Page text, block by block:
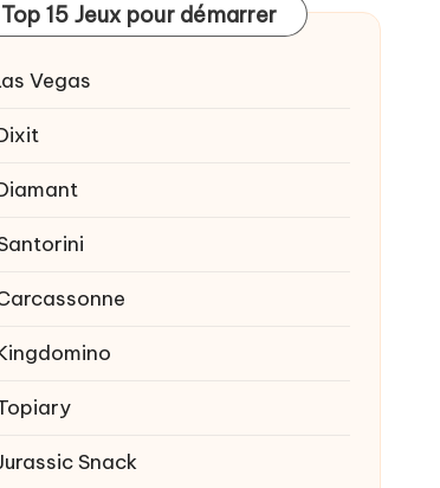
Top 15 Jeux pour démarrer
Vegas
Snack